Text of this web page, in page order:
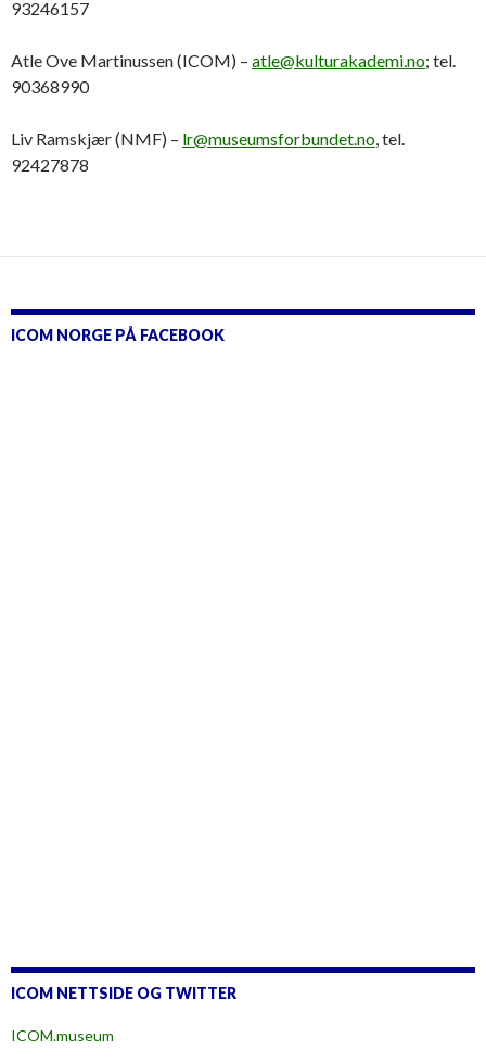
93246157
Atle Ove Martinussen (ICOM) – atle@kulturakademi.no; tel.
90368990
Liv Ramskjær (NMF) – lr@museumsforbundet.no, tel.
92427878
ICOM NORGE PÅ FACEBOOK
ICOM NETTSIDE OG TWITTER
ICOM.museum